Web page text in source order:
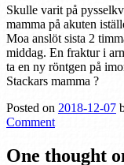
Skulle varit på
mamma på akuten
Moa anslöt sista 2
middag. En fraktur i
ta en ny röntgen på
Stackars mamma ?
Posted on 2018-12-07
Comment
One thought